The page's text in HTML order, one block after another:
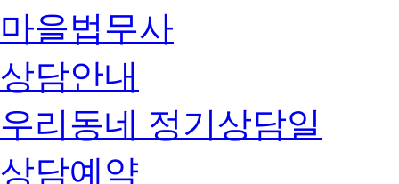
마을법무사
상담안내
우리동네 정기상담일
상담예약